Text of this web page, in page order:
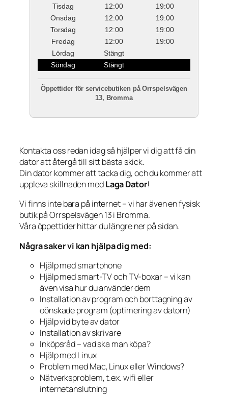
Tisdag
12:00
19:00
Onsdag
12:00
19:00
Torsdag
12:00
19:00
Fredag
12:00
19:00
Lördag
Stängt
Söndag
Stängt
Öppettider för servicebutiken på Orrspelsvägen
13, Bromma
Kontakta oss redan idag så hjälper vi dig att få din
dator att återgå till sitt bästa skick.
Din dator kommer att tacka dig, och du kommer att
uppleva skillnaden medLaga Dator!
Vi finns inte bara på internet – vi har även en fysisk
butik på Orrspelsvägen 13 i Bromma.
Våra öppettider hittar du längre ner på sidan.
Några saker vi kan hjälpa dig med:
Hjälp med smartphone
Hjälp med smart-TV och TV-boxar – vi kan
även visa hur du använder dem
Installation av program och borttagning av
oönskade program (optimering av datorn)
Hjälp vid byte av dator
Installation av skrivare
Inköpsråd – vad ska man köpa?
Hjälp med Linux
Problem med Mac, Linux eller Windows?
Nätverksproblem, t.ex. wifi eller
internetanslutning